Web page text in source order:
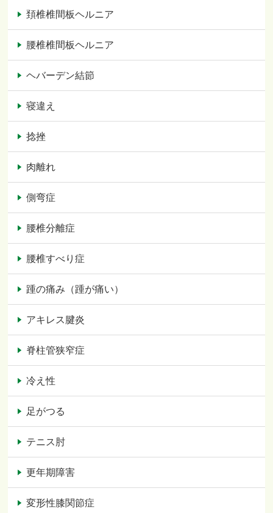
頚椎椎間板ヘルニア
腰椎椎間板ヘルニア
ヘバーデン結節
寝違え
捻挫
肉離れ
側弯症
腰椎分離症
腰椎すべり症
踵の痛み（踵が痛い）
アキレス腱炎
脊柱管狭窄症
冷え性
足がつる
テニス肘
更年期障害
変形性膝関節症